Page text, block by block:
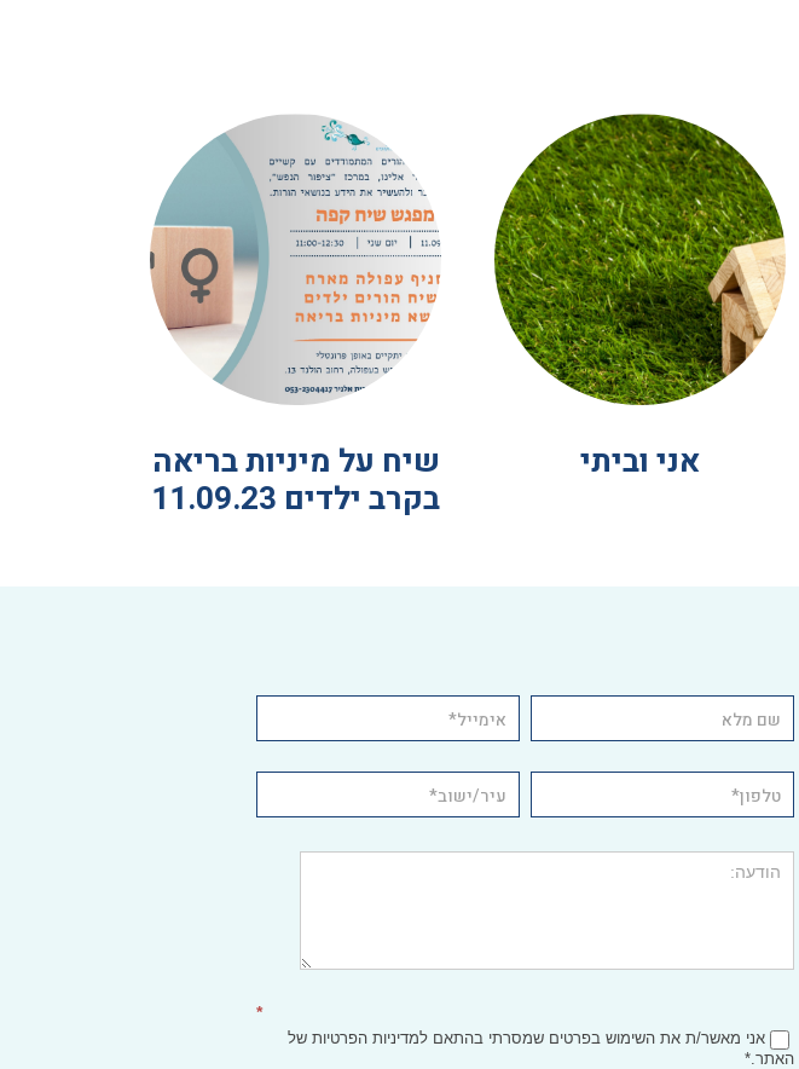
אני וביתי
שיח על מיניות בריאה
בקרב ילדים 11.09.23
*
אני מאשר/ת את השימוש בפרטים שמסרתי בהתאם למדיניות הפרטיותשל
האתר.*